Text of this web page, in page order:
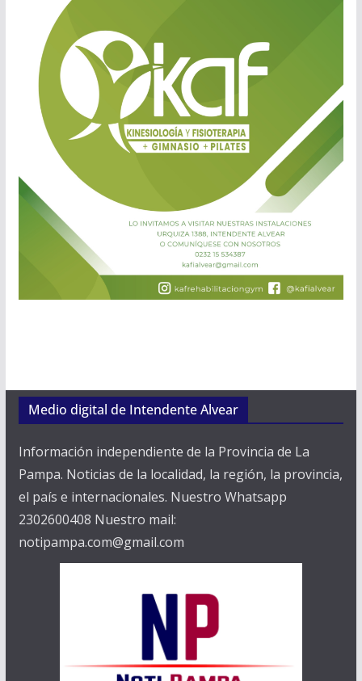
Medio digital de Intendente Alvear
Información independiente de la Provincia de La
Pampa. Noticias de la localidad, la región, la provincia,
el país e internacionales. Nuestro Whatsapp
2302600408 Nuestro mail:
notipampa.com@gmail.com